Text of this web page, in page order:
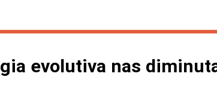
evolutiva nas